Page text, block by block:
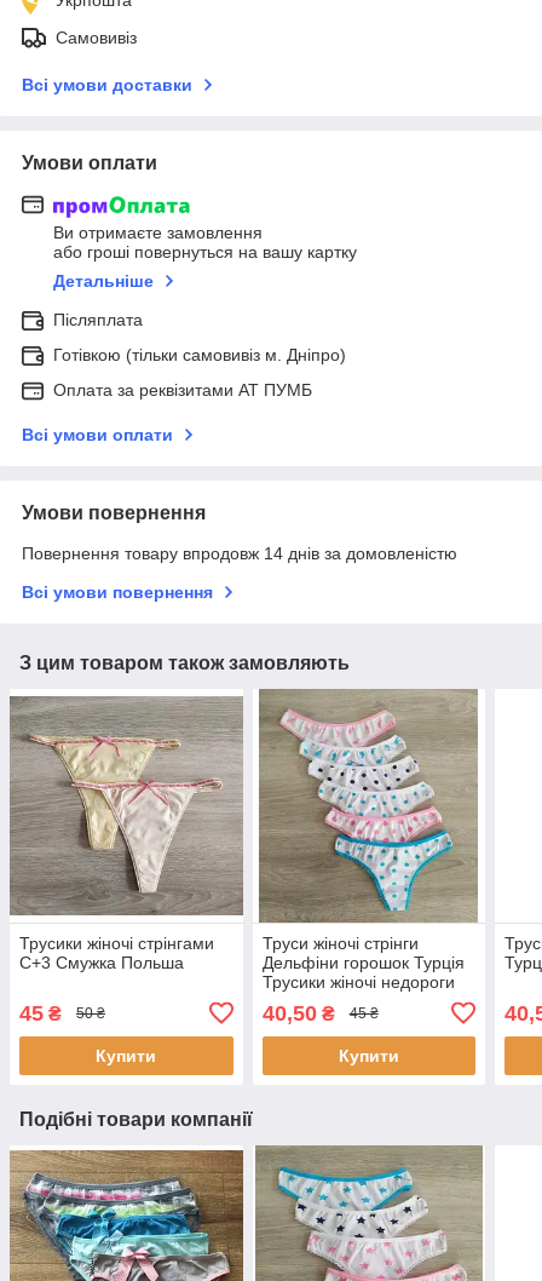
Самовивіз
Всі умови доставки
Умови оплати
Ви отримаєте замовлення
або гроші повернуться на вашу картку
Детальніше
Післяплата
Готівкою (тільки самовивіз м. Дніпро)
Оплата за реквізитами АТ ПУМБ
Всі умови оплати
Умови повернення
Повернення товару впродовж 14 днів за домовленістю
Всі умови повернення
З цим товаром також замовляють
Трусики жіночі стрінгами
C+3 Смужка Польша
45 ₴ 50 ₴
Купити
Труси жіночі стрінги
Дельфіни горошок Турція
Трусики жіночі недороги
40,50₴ 45 ₴
Купити
Подібні товари компанії